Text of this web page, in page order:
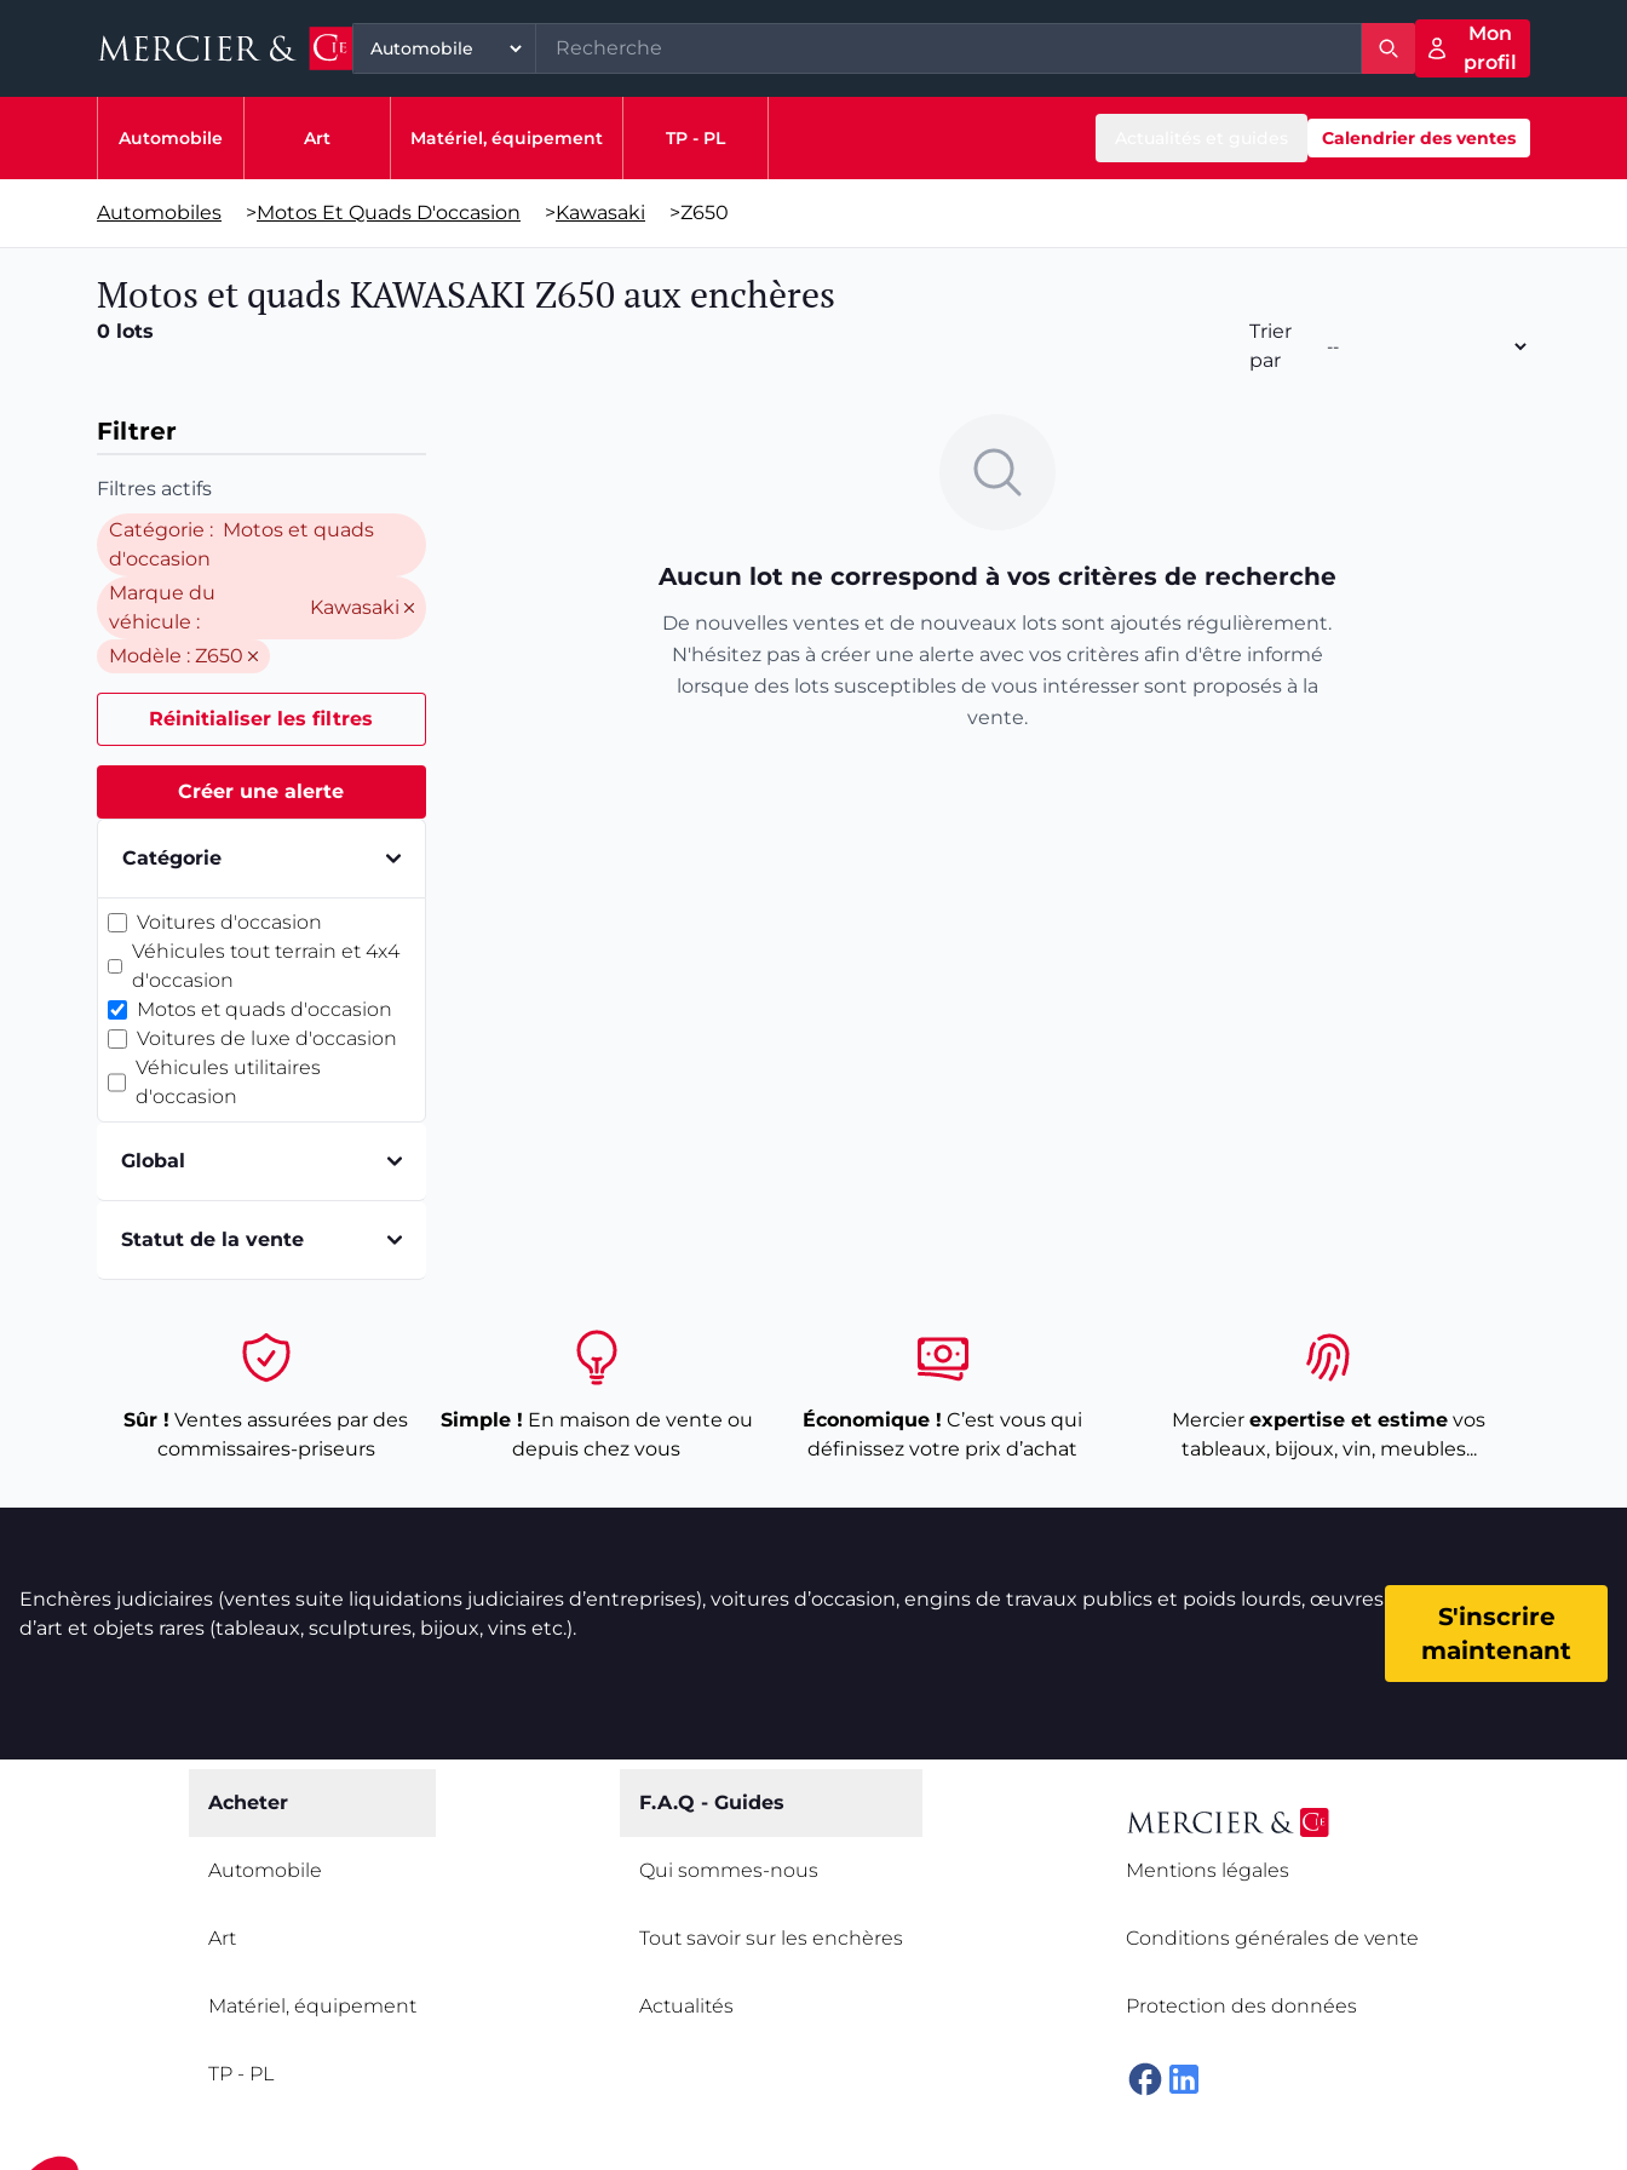
Mon
profil
Automobile Art Matériel, équipement TP - PL Calendrier des ventes
Automobiles >Motos Et Quads D'occasion >Kawasaki >Z650
Motos et quads KAWASAKI Z650 aux enchères
0 lots
Trier
par
Filtrer
Filtres actifs
Catégorie : Motos et quads
d'occasion
Marque du
véhicule :
Kawasaki
Modèle : Z650
Réinitialiser les filtres
Créer une alerte
Catégorie
Voitures d'occasion
Véhicules tout terrain et 4x4
d'occasion
Motos et quads d'occasion
Voitures de luxe d'occasion
Véhicules utilitaires
d'occasion
Global
Statut de la vente
Aucun lot ne correspond à vos critères de recherche
De nouvelles ventes et de nouveaux lots sont ajoutés régulièrement.
N'hésitez pas à créer une alerte avec vos critères afin d'être informé
lorsque des lots susceptibles de vous intéresser sont proposés à la
vente.
Sûr ! Ventes assurées par des
commissaires-priseurs
Simple ! En maison de vente ou
depuis chez vous
Économique ! C’est vous qui
définissez votre prix d’achat
Mercier expertise et estime vos
tableaux, bijoux, vin, meubles...
Enchères judiciaires (ventes suite liquidations judiciaires d’entreprises), voitures d’occasion, engins de travaux publics et poids lourds, œuvres
d’art et objets rares (tableaux, sculptures, bijoux, vins etc.).
S'inscrire
maintenant
Acheter
Automobile
Art
Matériel, équipement
TP - PL
F.A.Q - Guides
Qui sommes-nous
Tout savoir sur les enchères
Actualités
Mentions légales
Conditions générales de vente
Protection des données